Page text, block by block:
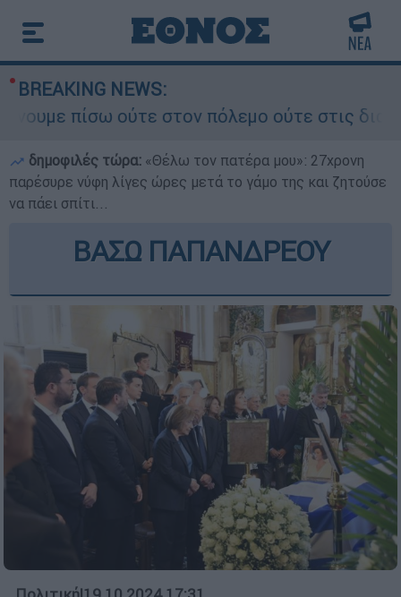
BREAKING NEWS:
ούτε στον πόλεμο ούτε στις
δημοφιλές τώρα: «Θέλω τον πατέρα μου»: 27χρονη
παρέσυρε νύφη λίγες ώρες μετά το γάμο της και ζητούσε
να πάει σπίτι...
ΒΑΣΩ ΠΑΠΑΝΔΡΕΟΥ